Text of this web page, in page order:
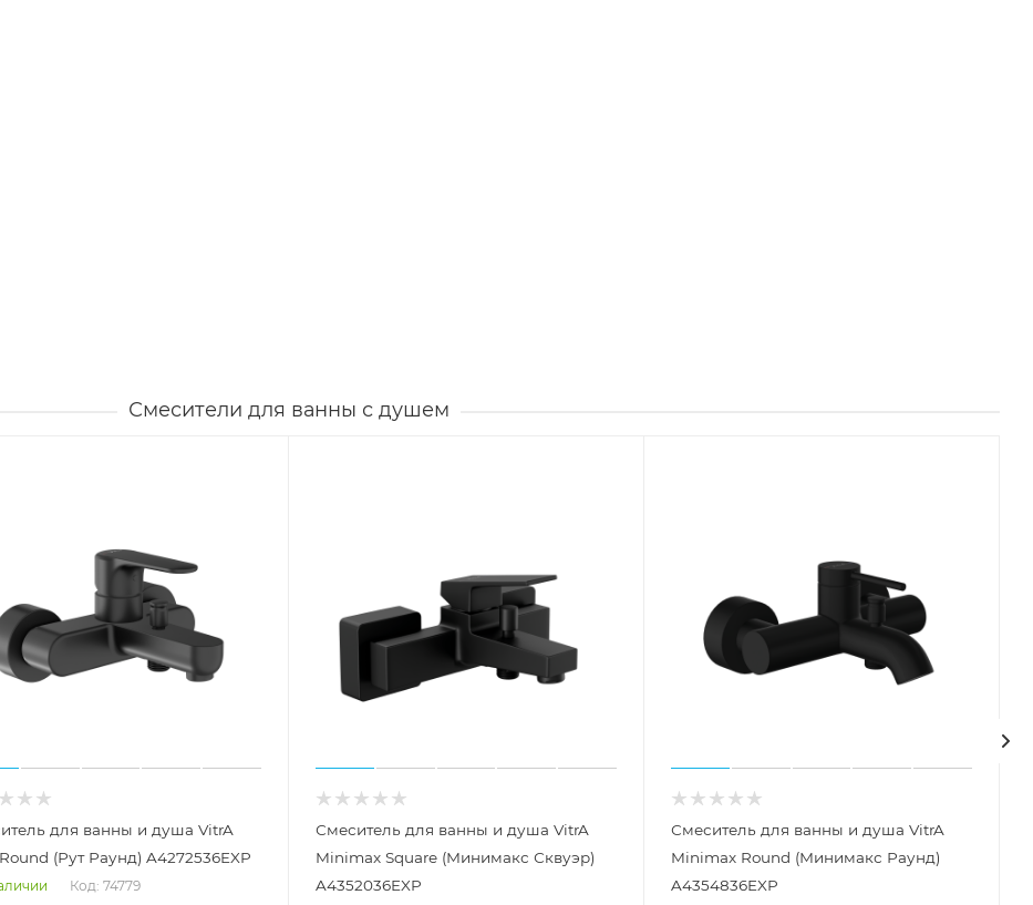
Смесители для ванны с душем
для ванны и душа VitrA
(Рут Раунд) A4272536EXP
Код: 74779
Смеситель для ванны и душа VitrA
Minimax Square (Минимакс Сквуэр)
A4352036EXP
Смеситель для ванны и душа VitrA
Minimax Round (Минимакс Раунд)
A4354836EXP